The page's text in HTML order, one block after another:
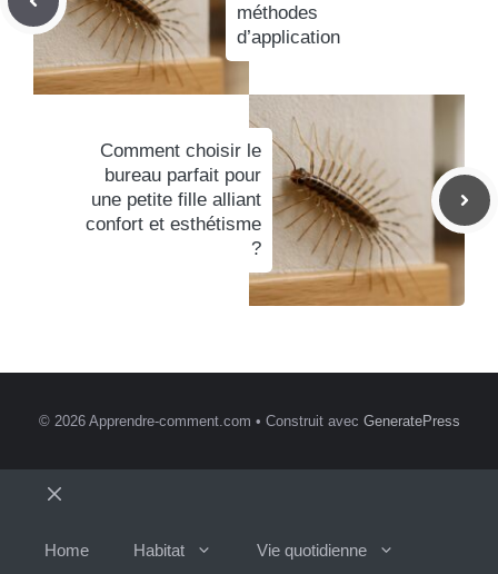
méthodes
d’application
Comment choisir le
bureau parfait pour
une petite fille alliant
confort et esthétisme
?
© 2026 Apprendre-comment.com • Construit avec GeneratePress
Home
Habitat Vie quotidienne